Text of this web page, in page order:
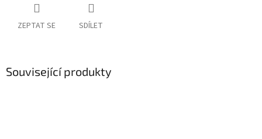
ZEPTAT SE SDÍLET
Související produkty